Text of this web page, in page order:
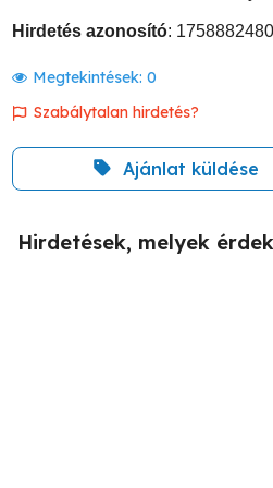
Hirdetés azonosító: 1758882480
Megtekintések: 0
Szabálytalan hirdetés?
Ajánlat küldése
Hirdetések, melyek